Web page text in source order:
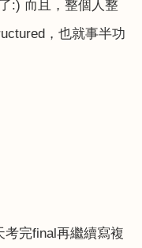
:) 而且，整個人整
，也就事半功
考完final再繼續寫複